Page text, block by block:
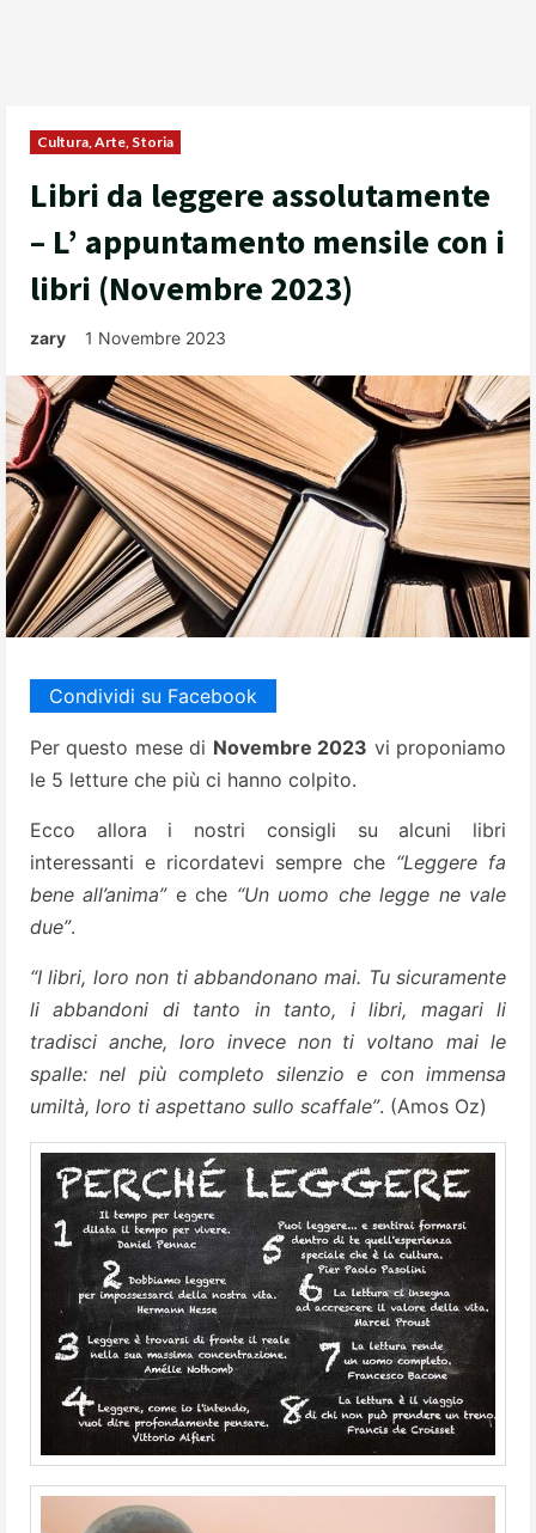
Cultura, Arte, Storia
Libri da leggere assolutamente
– L’ appuntamento mensile con i
libri (Novembre 2023)
zary 1 Novembre 2023
Condividi su Facebook
Per questo mese di Novembre 2023 vi proponiamo
le 5 letture che più ci hanno colpito.
Ecco allora i nostri consigli su alcuni libri
interessanti e ricordatevi sempre che “Leggere fa
bene all’anima”e che “Un uomo che legge ne vale
due”.
“I libri, loro non ti abbandonano mai. Tu sicuramente
li abbandoni di tanto in tanto, i libri, magari li
tradisci anche, loro invece non ti voltano mai le
spalle: nel più completo silenzio e con immensa
umiltà, loro ti aspettano sullo scaffale”. (Amos Oz)